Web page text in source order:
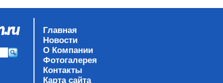
Главная
Новости
О Компании
Фотогалерея
Контакты
Карта сайта